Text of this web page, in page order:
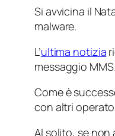
Si avvicina il
malware.
L’ultima notizia
messaggio MMS.
Come è
con altri
Al solito, se